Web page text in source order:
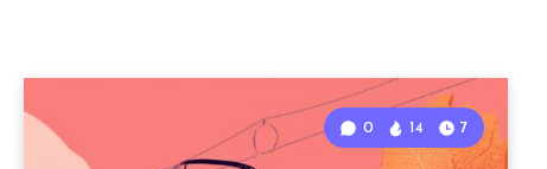
0 14 7